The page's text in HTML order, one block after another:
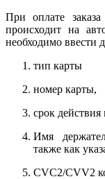
При оплате заказа
происходит на
необходимо ввести
тип карты
номер карты,
срок
Имя
также как
CVC2/CVV2